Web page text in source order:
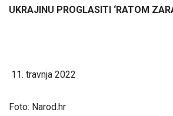
UKRAJINU PROGLASITI ‘RATOM
travnja 2022
Foto: Narod.hr